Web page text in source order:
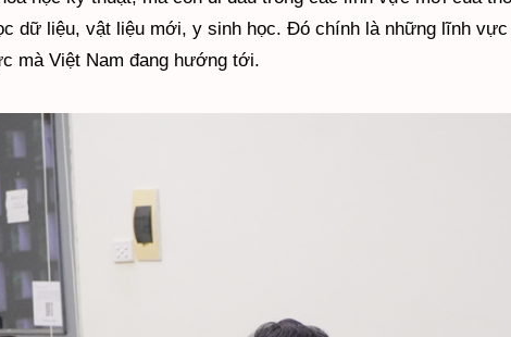
dữ liệu, vật liệu mới, y sinh học. Đó chính là những lĩnh
mà Việt Nam đang hướng tới.